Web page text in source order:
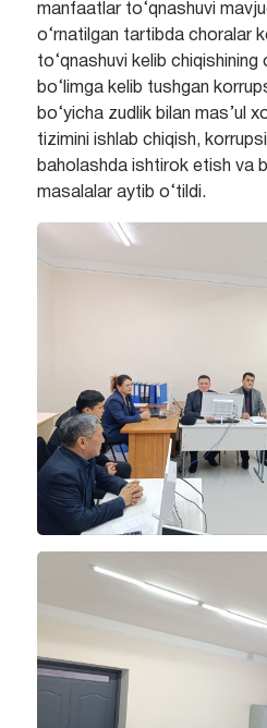
manfaatlar to‘qnashuvi
o‘rnatilgan tartibda choralar
to‘qnashuvi kelib chiqishining
bo‘limga kelib tushgan
bo‘yicha zudlik bilan mas’ul
tizimini ishlab chiqish,
baholashda ishtirok etish va
masalalar aytib o‘tildi.